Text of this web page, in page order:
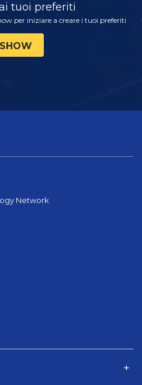
tuoi preferiti
per iniziare a creare i tuoi preferiti
Network